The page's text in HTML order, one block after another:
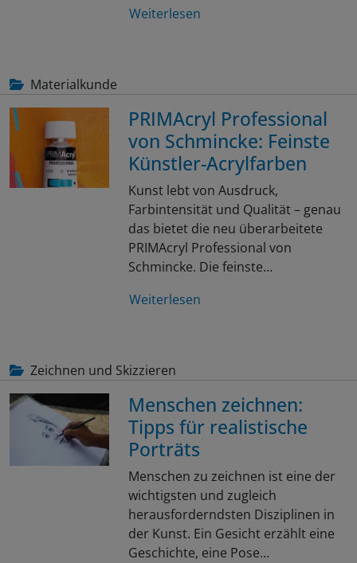
Weiterlesen
Materialkunde
PRIMAcryl Professional
von Schmincke: Feinste
Künstler-Acrylfarben
Kunst lebt von Ausdruck,
Farbintensität und Qualität – genau
das bietet die neu überarbeitete
PRIMAcryl Professional von
Schmincke. Die feinste…
Weiterlesen
Zeichnen und Skizzieren
Menschen zeichnen:
Tipps für realistische
Porträts
Menschen zu zeichnen ist eine der
wichtigsten und zugleich
herausforderndsten Disziplinen in
der Kunst. Ein Gesicht erzählt eine
Geschichte, eine Pose…